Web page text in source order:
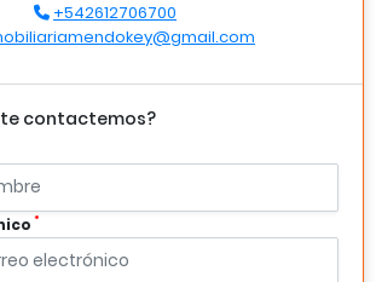
+542612706700
te contactemos?
*